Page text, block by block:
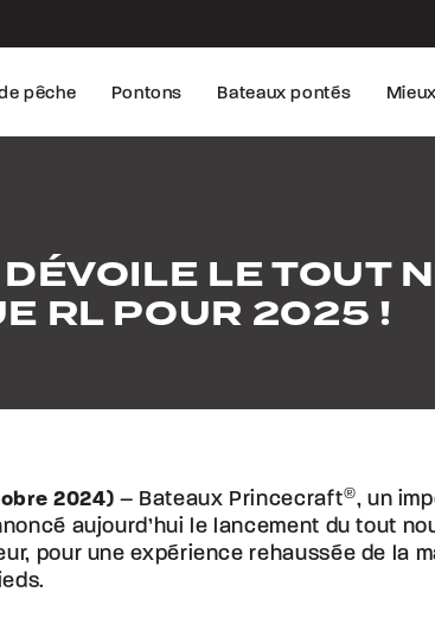
pêche Pontons Bateaux pontés
LE TOUT
RL POUR 2025 !
2024) – Bateaux Princecraft®, un
aujourd’hui le lancement du tout
pour une expérience rehaussée de la